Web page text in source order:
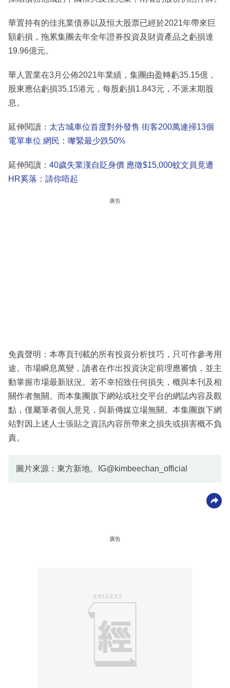
華置持有的佳兆業債券以及恒大股票已經於2021年帶來巨
額虧損，拖累集團去年全年證券投資及財資產品之虧損達
19.96億元。
華人置業在3月公佈2021年業績，集團由盈轉虧35.15億，
股東應佔虧損35.15港元，每股虧損1.843元，不派末期股
息。
延伸閱讀： 太古城車位首度對外發售 街客200萬連掃13個
電單車位 網民：嚟緊最少跌50%
延伸閱讀： 40歲失業漢自貶身價 應徵$15,000蚊文員竟遭
HR奚落：請你唔起
廣告
免責聲明：本專頁刊載的所有投資分析技巧，只可作參考用
途。市場瞬息萬變，讀者在作出投資決定前理應審慎，並主
動掌握市場最新狀況。若不幸招致任何損失，概與本刊及相
關作者無關。而本集團旗下網站或社交平台的網誌內容及觀
點，僅屬筆者個人意見，與新傳媒立場無關。本集團旗下網
站對因上述人士張貼之資訊內容所帶來之損失或損害概不負
責。
圖片來源：東方新地、IG@kimbeechan_official
廣告